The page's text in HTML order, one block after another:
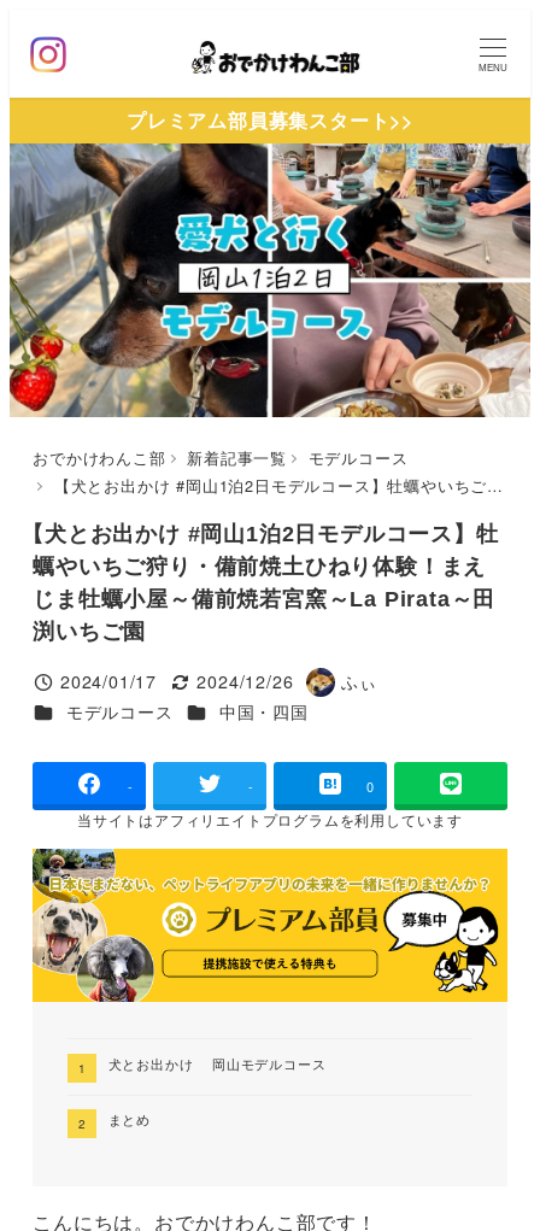
ン
ン
テ
ン
ツ
へ
移
動
MENU
プレミアム部員募集スタート>>
おでかけわんこ部 新着記事一覧
モデルコース
【犬とお出かけ #岡山1泊2日モデルコース】牡蠣やいちご狩り・備前焼土ひねり体験！まえじま牡蠣小屋～備前焼若宮窯～La Pirata～田渕いちご園
【犬とお出かけ #岡山1泊2日モデルコース】牡
蠣やいちご狩り・備前焼土ひねり体験！まえ
じま牡蠣小屋～備前焼若宮窯～La Pirata～田
渕いちご園
投稿日
2024/01/17
更新日
2024/12/26
著
者
ふぃ
カテゴリー
モデルコース カテゴリー
中国・四国
- - 0
当サイトはアフィリエイトプログラムを利用しています
犬とお出かけ 岡山モデルコース
まとめ
こんにちは。おでかけわんこ部です！